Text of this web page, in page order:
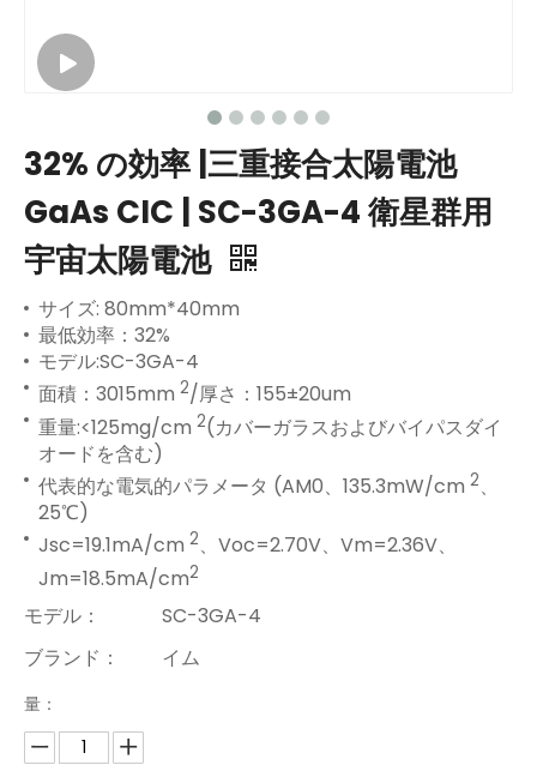
32% の効率 |三重接合太陽電池
GaAs CIC | SC-3GA-4 衛星群用
宇宙太陽電池
サイズ: 80mm*40mm
最低効率：32%
モデル:SC-3GA-4
面積：3015mm 2/厚さ：155±20um
重量:<125mg/cm 2(カバーガラスおよびバイパスダイ
オードを含む)
代表的な電気的パラメータ (AM0、135.3mW/cm 2、
25℃)
Jsc=19.1mA/cm 2、Voc=2.70V、Vm=2.36V、
Jm=18.5mA/cm2
モデル：
SC-3GA-4
ブランド：
イム
量：